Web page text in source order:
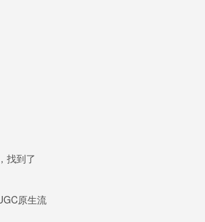
找到了
原生流